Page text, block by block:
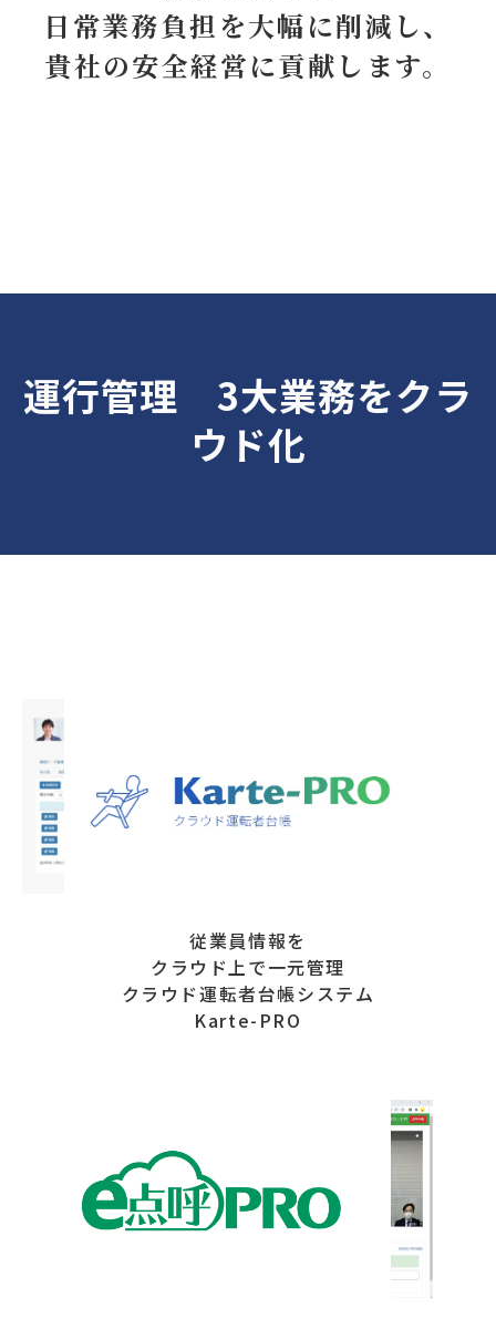
日常業務負担を大幅に削減し、
貴社の安全経営に貢献します。
運行管理　3大業務をクラ
ウド化
従業員情報を
クラウド上で一元管理
クラウド運転者台帳システム
Karte-PRO